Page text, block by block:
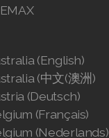
(English)
(中文(澳洲)
(Deutsch)
(Français)
(Nederlands)
)
ย)
(English)
(English)
(Español)